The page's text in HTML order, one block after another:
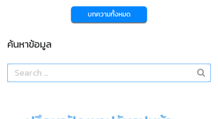
Shot และตำแหน่งที่รักษา
บทความนี้หมอรวบรวมรีวิวผลลัพธ์ ข้อดี
และข้อควรรู้ เพื่อช่วยให้เข้าใจก่อน
บทความทั้งหมด
ค้นหาข้อมูล